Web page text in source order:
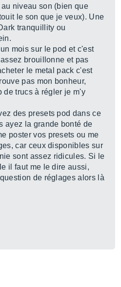
niveau son (bien que
le son que je veux). Une
tranquillity ou
mois sur le pod et c'est
brouillonne et pas
le metal pack c'est
pas mon bonheur,
de trucs à régler je m'y
des presets pod dans ce
ayez la grande bonté de
poster vos presets ou me
car ceux disponibles sur
sont assez ridicules. Si le
il faut me le dire aussi,
de réglages alors là